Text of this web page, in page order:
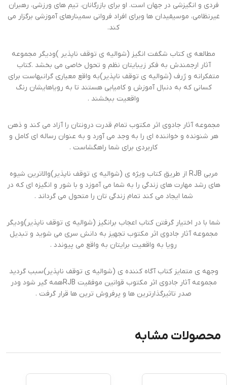
فردی و انگیزشی در جهان است. او برای بازرگانان، تیم های ورزشی، رهبران
غیرنظامی، موسیقیدان ها وبرای افراد فروانی سمینارهای آموزشی برگزار می
کند.
مطالعه ی کتاب شگفت انگیز (شوالیه ی توقف ناپذیر )ودیگر مجموعه
آثار ارجمندش به فکر زیبایتان نظم و تحول خاصی می بخشد .کتاب
متفکرانه و ژرف (شوالیه ی توقف ناپذیر)به واقع معیاری گرانبهاست برای
کسانی که به دنبال آموزش و کامیابی هستند تا به رویاهایشان رنگ
واقعیت ببخشند .
مجموعه آثار جادوی اثر مکتوب تمام قدرت درونتان را آزاد می کند و ذهن
هر شنونده و خواننده ای را به وجد می آورد و به عنوان رساله ای کامل و
کاربردی برای شما راهگشاست .
مربی RJB از طریق کتاب ویژه ی (شوالیه ی توقف ناپذیر)والاترین شیوه
های رشد مهارت های زندگی را به شما می آموزد و با شور و انگیزه ای که در
شما ایجاد می کند تمام زندگی تان را متحول می گرداند .
شما با در اختیار گرفتن کتاب اعجاب برانگیز (شوالیه ی توقف ناپذیر)ودیگر
مجموعه آثار جادوی اثر مکتوب تجهیز به دانش سری می شوید و تبدیل
رویا به واقعیت برایتان به واقع می پیوندد .
وجهه ی متمایز کتاب آگاه کننده ی (شوالیه ی توقف ناپذیر)سبب گردید
مجموعه آثار جادوی اثر مکتوب قوانین موفقیت RJBهمه گیر شود ودر
صدر تاثیرگذارترین ها و پرفروش ترین ها قرار گرفت .
محصولات مشابه